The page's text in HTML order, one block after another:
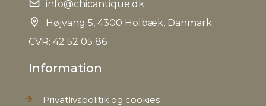
Bruttovægt 0,170 kg
info@chicantique.dk
Højvang 5, 4300 Holbæk, Danmark
CVR: 42 52 05 86
Information
Privatlivspolitik og cookies